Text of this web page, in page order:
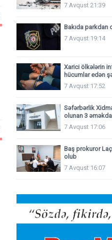
7 Avqust 21:39
Bakıda parkdan
7 Avqust 19:14
Xarici ölkələrin
hücumlar edən
7 Avqust 17:52
Səfərbərlik
olunan 3
7 Avqust 17:06
Baş prokuror
olub
7 Avqust 16:07